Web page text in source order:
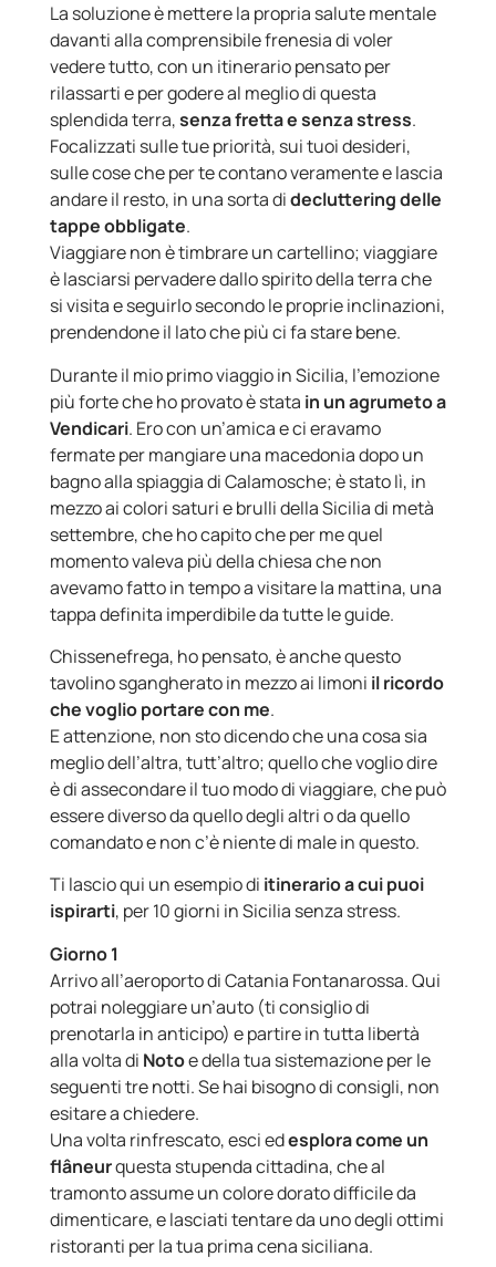
La soluzione è mettere la propria salute mentale
davanti alla comprensibile frenesia di voler
vedere tutto, con un itinerario pensato per
rilassarti e per godere al meglio di questa
splendida terra,senza fretta e senza stress.
Focalizzati sulle tue priorità, sui tuoi desideri,
sulle cose che per te contano veramente e lascia
andare il resto, in una sorta didecluttering delle
tappe obbligate.
Viaggiare non è timbrare un cartellino; viaggiare
è lasciarsi pervadere dallo spirito della terra che
si visita e seguirlo secondo le proprie inclinazioni,
prendendone il lato che più ci fa stare bene.
Durante il mio primo viaggio in Sicilia, l’emozione
più forte che ho provato è stata in un agrumeto a
Vendicari. Ero con un’amica e ci eravamo
fermate per mangiare una macedonia dopo un
bagno alla spiaggia di Calamosche; è stato lì, in
mezzo ai colori saturi e brulli della Sicilia di metà
settembre, che ho capito che per me quel
momento valeva più della chiesa che non
avevamo fatto in tempo a visitare la mattina, una
tappa definita imperdibile da tutte le guide.
Chissenefrega, ho pensato, è anche questo
tavolino sgangherato in mezzo ai limoni il ricordo
che voglio portare con me.
E attenzione, non sto dicendo che una cosa sia
meglio dell’altra, tutt’altro; quello che voglio dire
è di assecondare il tuo modo di viaggiare, che può
essere diverso da quello degli altri o da quello
comandato e non c’è niente di male in questo.
Ti lascio qui un esempio di itinerario a cui puoi
ispirarti, per 10 giorni in Sicilia senza stress.
Giorno 1
Arrivo all’aeroporto di Catania Fontanarossa. Qui
potrai noleggiare un’auto (ti consiglio di
prenotarla in anticipo) e partire in tutta libertà
alla volta di Notoe della tua sistemazione per le
seguenti tre notti. Se hai bisogno di consigli, non
esitare a chiedere.
Una volta rinfrescato, esci edesplora come un
flâneurquesta stupenda cittadina, che al
tramonto assume un colore dorato difficile da
dimenticare, e lasciati tentare da uno degli ottimi
ristoranti per la tua prima cena siciliana.